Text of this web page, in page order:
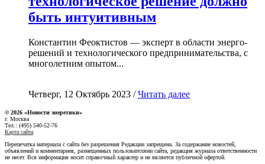
быть интуитивным
Константин Феоктистов — эксперт в области энерго-
решений и технологического предпринимательства, с
многолетним опытом...
Четверг, 12 Октябрь 2023 /Читать далее
© 2026 «Новости энеретики»
г. Москва
Тел.: (495) 540-52-76
Карта сайта
Перепечатка материала с сайта без разрешения Редакции запрещена. За содержание новостей,
объявлений и комментариев, размещенных пользователями сайта, редакция журнала ответственности
не несет. Вся информация носит справочный характер и не является публичной офертой.